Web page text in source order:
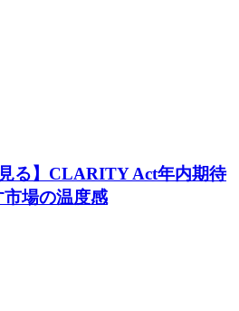
る】CLARITY Act年内期待
市場の温度感